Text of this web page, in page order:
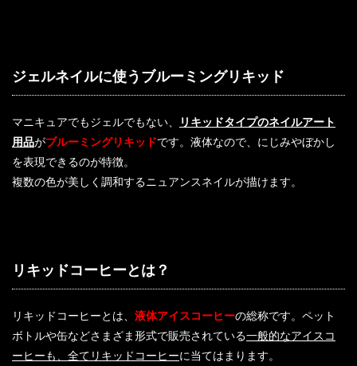
ジェルネイルに使うブルーミングリキッド
マニキュアでもジェルでもない、
リキッドタイプのネイルアート
用品がブルーミングリキッドです。液体なので、にじみやぼかし
を表現できるのが特徴。
複数の色が美しく調和するニュアンスネイルが描けます。
リキッドコーヒーとは？
リキッドコーヒーとは、 液体アイスコーヒーの総称です。ペット
ボトルや缶などさまざま形式で販売されている一般的なアイスコ
ーヒーも、全てリキッドコーヒーに当てはまります。